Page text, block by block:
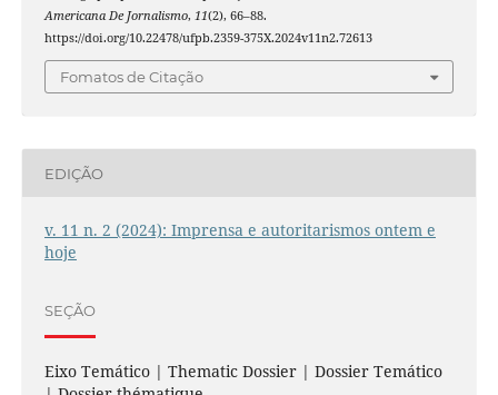
Americana De Jornalismo, 11(2), 66–88.
https://doi.org/10.22478/ufpb.2359-375X.2024v11n2.72613
Fomatos de Citação
EDIÇÃO
v. 11 n. 2 (2024): Imprensa e autoritarismos ontem e
hoje
SEÇÃO
Eixo Temático | Thematic Dossier | Dossier Temático